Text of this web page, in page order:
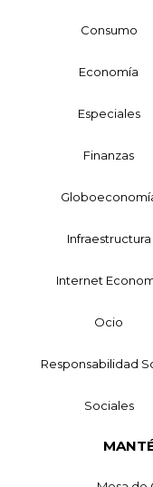
Consumo
Economía
Especiales
Finanzas
Infraestructura
Internet
Ocio
Responsabilidad
Sociales